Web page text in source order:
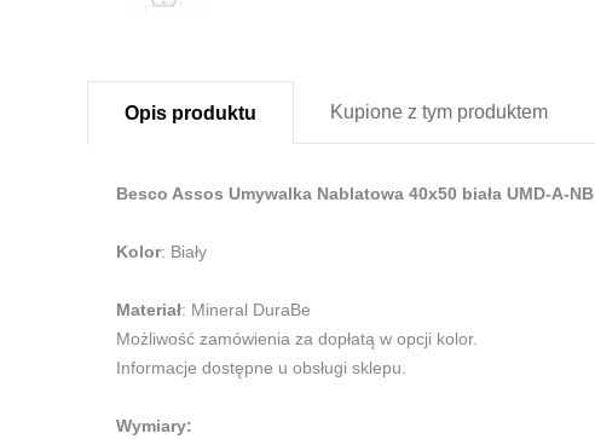
Opis produktu Kupione z tym produktem
Besco Assos Umywalka Nablatowa 40x50 biała UMD-A-NB
Kolor: Biały
Materiał: Mineral DuraBe
Możliwość zamówienia za dopłatą w opcji kolor.
Informacje dostępne u obsługi sklepu.
Wymiary: